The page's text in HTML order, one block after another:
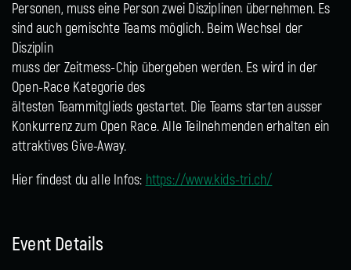
Personen, muss eine Person zwei Disziplinen übernehmen. Es
sind auch gemischte Teams möglich. Beim Wechsel der
Disziplin
muss der Zeitmess-Chip übergeben werden. Es wird in der
Open-Race Kategorie des
ältesten Teammitglieds gestartet. Die Teams starten ausser
Konkurrenz zum Open Race. Alle Teilnehmenden erhalten ein
attraktives Give-Away.
Hier findest du alle Infos: https://www.kids-tri.ch/
Event Details